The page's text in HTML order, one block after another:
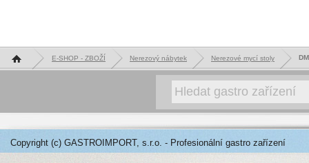
Hlavní stránka E-SHOP - ZBOŽÍ Nerezový nábytek Nerezové mycí stoly
Copyright (c) GASTROIMPORT, s.r.o. - Profesionální gastro zařízení